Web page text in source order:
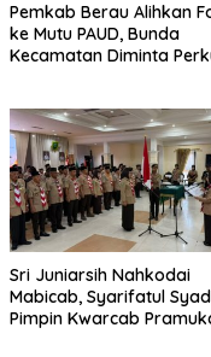
Pemkab Berau Alihkan
ke Mutu PAUD, Bunda
Kecamatan Diminta
Sri Juniarsih Nahkodai
Mabicab, Syarifatul
Pimpin Kwarcab